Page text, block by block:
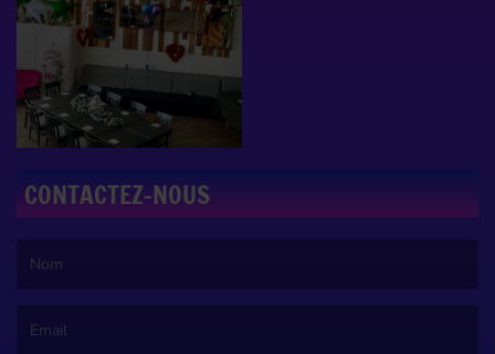
CONTACTEZ-NOUS